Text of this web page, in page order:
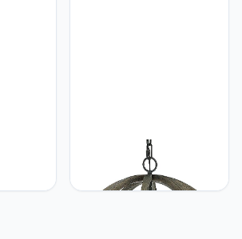
Licht-Erlebnisse Houten
hanglamp rond bol rustiek
verstelbaar huiselijk 4-